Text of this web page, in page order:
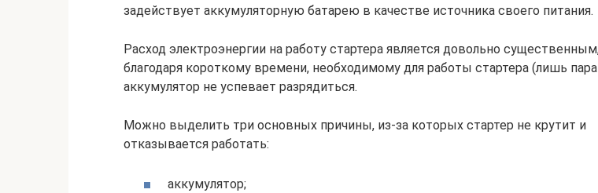
задействует аккумуляторную батарею в качестве источника своего питания.
Расход электроэнергии на работу стартера является довольно
благодаря короткому времени, необходимому для работы стартера (лишь
аккумулятор не успевает разрядиться.
Можно выделить три основных причины, из-за которых стартер не крутит и
отказывается работать:
аккумулятор;